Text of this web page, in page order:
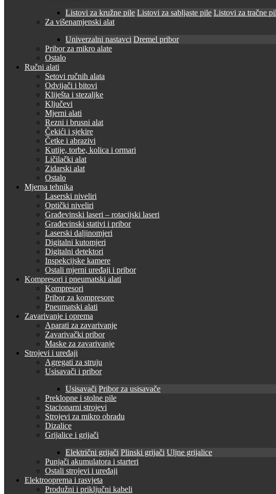
Listovi za kružne pile Listovi za sabljaste pile Listovi za tračne
Za višenamjenski alat
Univerzalni nastavci Dremel pribor
Pribor za mikro alate
Ostalo
Ručni alati
Setovi ručnih alata
Odvijači i bitovi
Kliješta i stezaljke
Ključevi
Mjerni alati
Rezni i brusni alat
Čekići i sjekire
Četke i abrazivi
Kutije, torbe, kolica i ormari
Ličilački alat
Zidarski alat
Ostalo
Mjerna tehnika
Laserski niveliri
Optički niveliri
Građevinski laseri – rotacijski laseri
Građevinski stativi i pribor
Laserski daljinomjeri
Digitalni kutomjeri
Digitalni detektori
Inspekcijske kamere
Ostali mjerni uređaji i pribor
Kompresori i pneumatski alati
Kompresori
Pribor za kompresore
Pneumatski alati
Zavarivanje i oprema
Aparati za zavarivanje
Zavarivački pribor
Maske za zavarivanje
Strojevi i uređaji
Agregati za struju
Usisavači i pribor
Usisavači Pribor za usisavače
Preklopne i stolne pile
Stacionarni strojevi
Strojevi za mikro obradu
Dizalice
Grijalice i grijači
Električni grijači Plinski grijači Uljne grijalice
Punjači akumulatora i starteri
Ostali strojevi i uređaji
Elektrooprema i rasvjeta
Produžni i priključni kabeli